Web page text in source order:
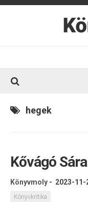
Kapcsolat
Olvasó sarok
Könyveim
hegek
Kővágó
Könyvmoly - 2023-11-
Könyvkritika